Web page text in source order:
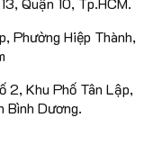
Phường Hiệp Thành,
2, Khu Phố Tân Lập,
Bình Dương.